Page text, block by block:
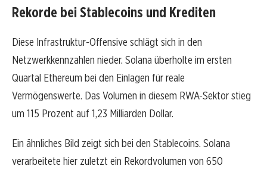
Rekorde bei Stablecoins und Krediten
Diese Infrastruktur-Offensive schlägt sich in den
Netzwerkkennzahlen nieder. Solana überholte im ersten
Quartal Ethereum bei den Einlagen für reale
Vermögenswerte. Das Volumen in diesem RWA-Sektor stieg
um 115 Prozent auf 1,23 Milliarden Dollar.
Ein ähnliches Bild zeigt sich bei den Stablecoins. Solana
verarbeitete hier zuletzt ein Rekordvolumen von 650